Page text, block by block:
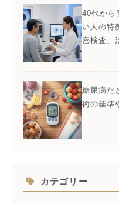
40代か
い人の特
密検査、
糖尿病だ
術の基準
カテゴリー